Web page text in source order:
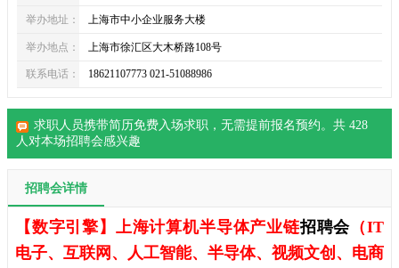
举办地址： 上海市中小企业服务大楼
举办地点： 上海市徐汇区大木桥路108号
联系电话： 18621107773 021-51088986
求职人员携带简历免费入场求职，无需提前报名预约。共 428
人对本场招聘会感兴趣
招聘会详情
【数字引擎】上海计算机半导体产业链招聘会 （IT
电子、互联网、人工智能、半导体、视频文创、电商